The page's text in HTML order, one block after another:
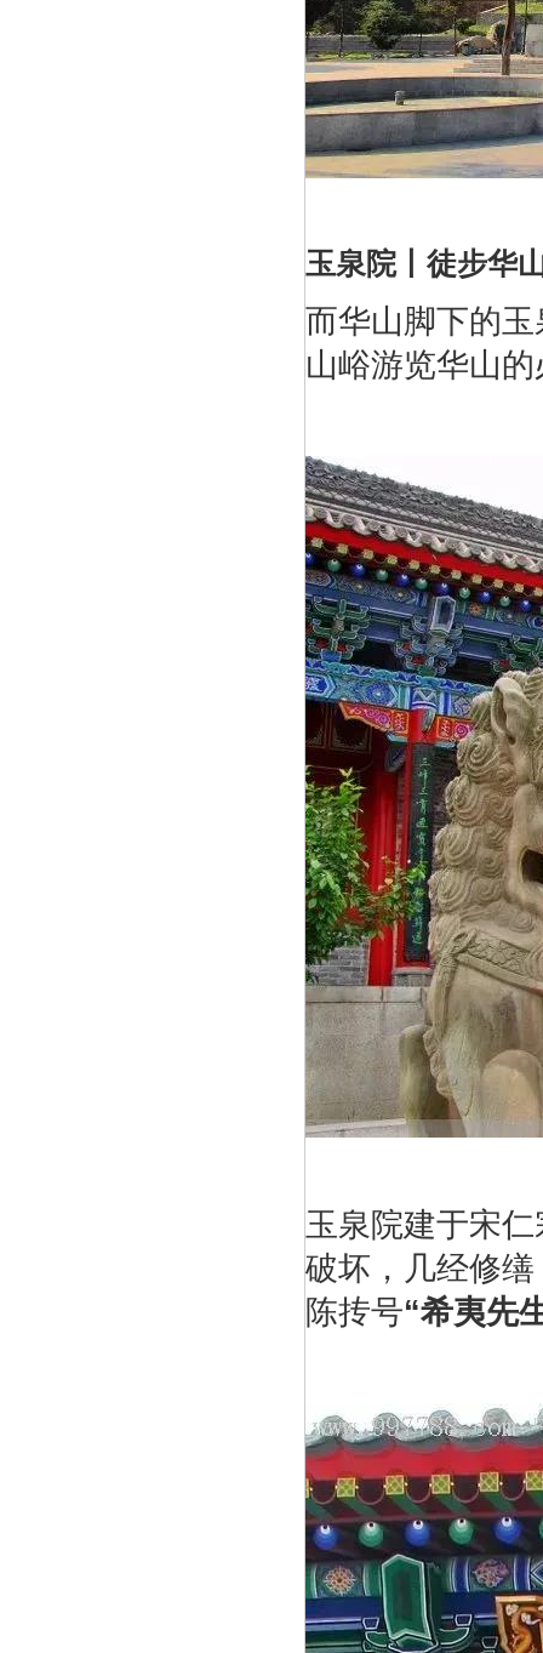
玉泉院丨徒步华
而华山脚下的
山峪游览华山
玉泉院建于宋
破坏，几经修
陈抟号“希夷先